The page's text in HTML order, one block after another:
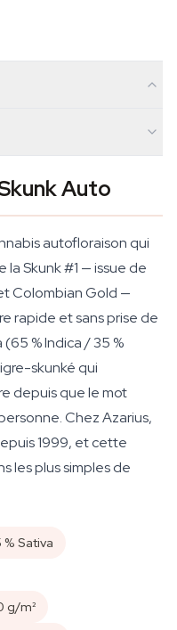
Auto
autofloraison qui
Skunk #1 — issue de
Colombian Gold —
rapide et sans prise de
% Indica / 35 %
skunké qui
depuis que le mot
Chez Azarius,
1999, et cette
les plus simples de
Sativa
g/m²